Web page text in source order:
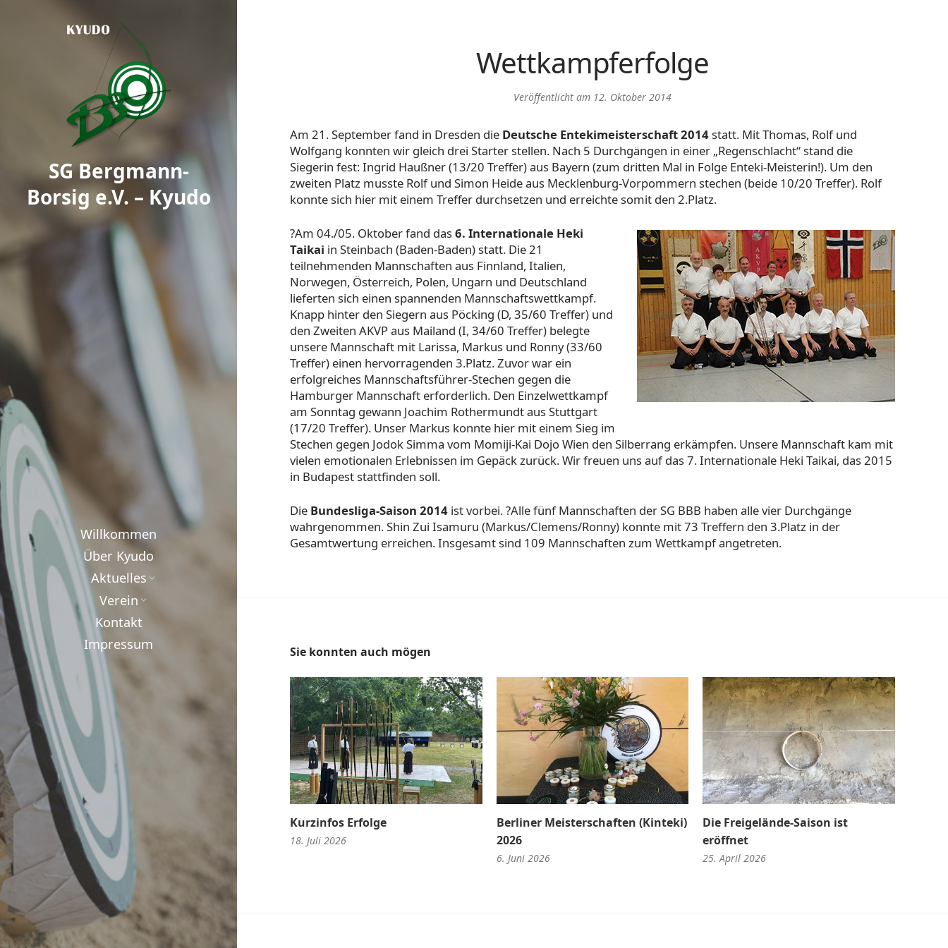
SG Bergmann-
Borsig e.V. – Kyudo
Willkommen
Über Kyudo
Aktuelles
Verein
Kontakt
Impressum
Wettkampferfolge
Veröffentlicht am 12. Oktober 2014
Am 21. September fand in Dresden die Deutsche Entekimeisterschaft 2014statt. Mit Thomas, Rolf und
Wolfgang konnten wir gleich drei Starter stellen. Nach 5 Durchgängen in einer „Regenschlacht“ stand die
Siegerin fest: Ingrid Haußner (13/20 Treffer) aus Bayern (zum dritten Mal in Folge Enteki-Meisterin!). Um den
zweiten Platz musste Rolf und Simon Heide aus Mecklenburg-Vorpommern stechen (beide 10/20 Treffer). Rolf
konnte sich hier mit einem Treffer durchsetzen und erreichte somit den 2.Platz.
?Am 04./05. Oktober fand das6. Internationale Heki
Taikai in Steinbach (Baden-Baden) statt. Die 21
teilnehmenden Mannschaften aus Finnland, Italien,
Norwegen, Österreich, Polen, Ungarn und Deutschland
lieferten sich einen spannenden Mannschaftswettkampf.
Knapp hinter den Siegern aus Pöcking (D, 35/60 Treffer) und
den Zweiten AKVP aus Mailand (I, 34/60 Treffer) belegte
unsere Mannschaft mit Larissa, Markus und Ronny (33/60
Treffer) einen hervorragenden 3.Platz. Zuvor war ein
erfolgreiches Mannschaftsführer-Stechen gegen die
Hamburger Mannschaft erforderlich. Den Einzelwettkampf
am Sonntag gewann Joachim Rothermundt aus Stuttgart
(17/20 Treffer). Unser Markus konnte hier mit einem Sieg im
Stechen gegen Jodok Simma vom Momiji-Kai Dojo Wien den Silberrang erkämpfen. Unsere Mannschaft kam mit
vielen emotionalen Erlebnissen im Gepäck zurück. Wir freuen uns auf das 7. Internationale Heki Taikai, das 2015
in Budapest stattfinden soll.
Die Bundesliga-Saison 2014ist vorbei. ?Alle fünf Mannschaften der SG BBB haben alle vier Durchgänge
wahrgenommen. Shin Zui Isamuru (Markus/Clemens/Ronny) konnte mit 73 Treffern den 3.Platz in der
Gesamtwertung erreichen. Insgesamt sind 109 Mannschaften zum Wettkampf angetreten.
Sie konnten auch mögen
Kurzinfos Erfolge
18. Juli 2026
Berliner Meisterschaften (Kinteki)
2026
6. Juni 2026
Die Freigelände-Saison ist
eröffnet
25. April 2026